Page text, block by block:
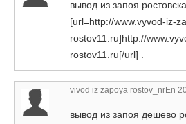
вывод из запоя
[url=http://www.vyvod-iz-
rostov11.ru]http://
rostov11.ru[/url] .
vivod iz zapoya rostov_nrEn
вывод из запоя дешево